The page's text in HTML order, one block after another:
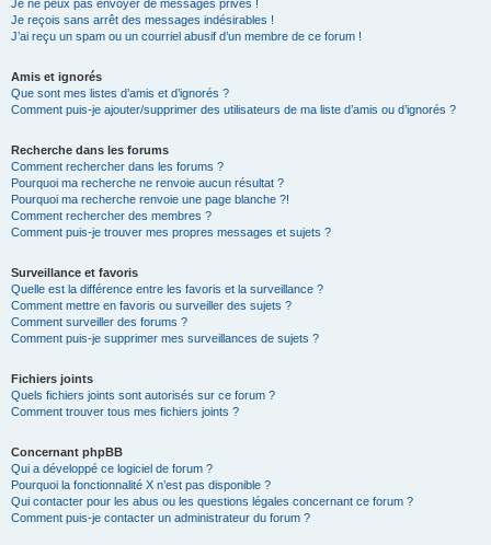
Je ne peux pas envoyer de messages privés !
Je reçois sans arrêt des messages indésirables !
J’ai reçu un spam ou un courriel abusif d’un membre de ce forum !
Amis et ignorés
Que sont mes listes d’amis et d’ignorés ?
Comment puis-je ajouter/supprimer des utilisateurs de ma liste d’amis ou d’ignorés ?
Recherche dans les forums
Comment rechercher dans les forums ?
Pourquoi ma recherche ne renvoie aucun résultat ?
Pourquoi ma recherche renvoie une page blanche ?!
Comment rechercher des membres ?
Comment puis-je trouver mes propres messages et sujets ?
Surveillance et favoris
Quelle est la différence entre les favoris et la surveillance ?
Comment mettre en favoris ou surveiller des sujets ?
Comment surveiller des forums ?
Comment puis-je supprimer mes surveillances de sujets ?
Fichiers joints
Quels fichiers joints sont autorisés sur ce forum ?
Comment trouver tous mes fichiers joints ?
Concernant phpBB
Qui a développé ce logiciel de forum ?
Pourquoi la fonctionnalité X n’est pas disponible ?
Qui contacter pour les abus ou les questions légales concernant ce forum ?
Comment puis-je contacter un administrateur du forum ?